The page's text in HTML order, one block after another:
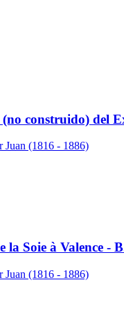
construido) del
Juan (1816 - 1886)
Soie à Valence -
Juan (1816 - 1886)